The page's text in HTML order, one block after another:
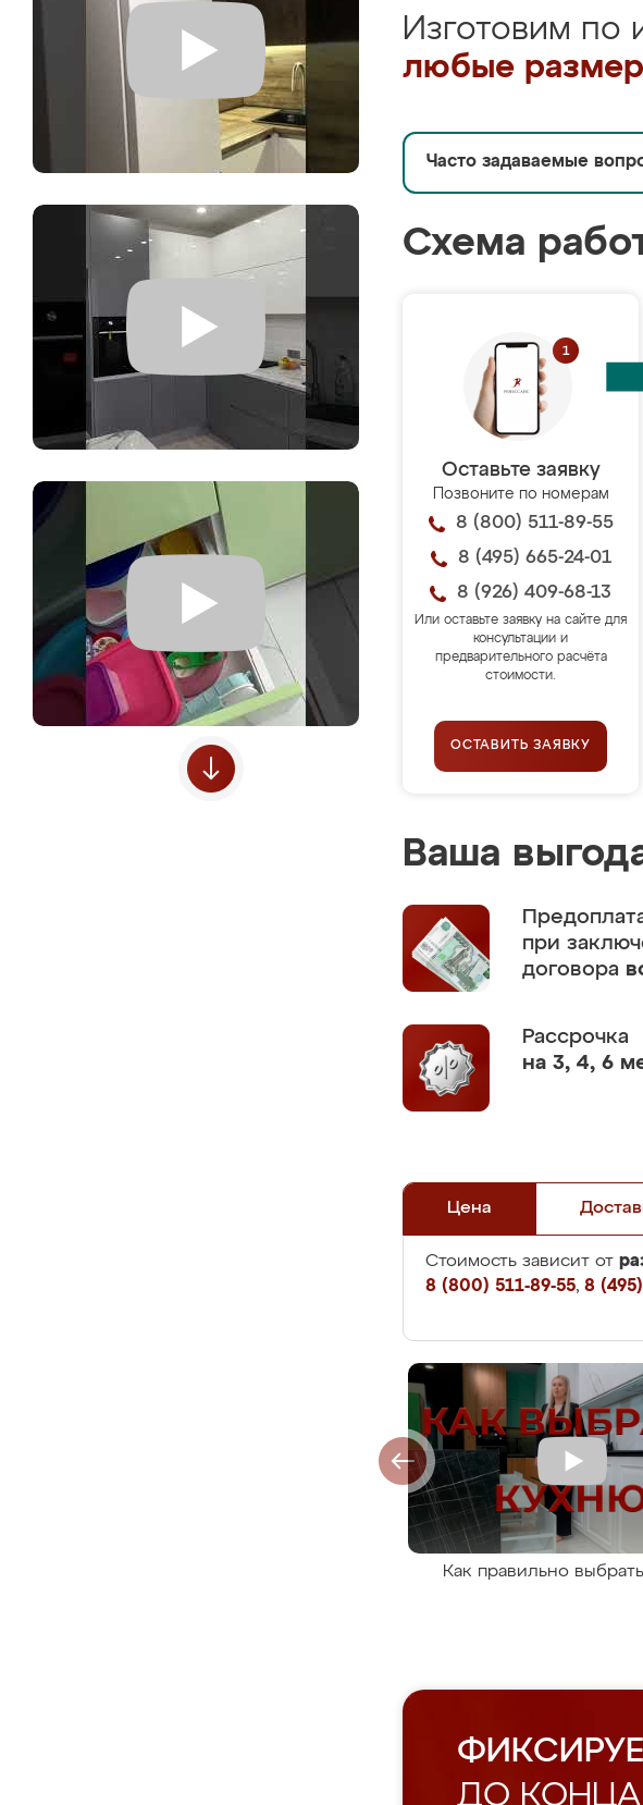
Изготовим по
любые
Часто задаваемые
Схема
Оставьте заявку
Позвоните по номерам
8 (800) 511-89-55
8 (495) 665-24-01
8 (926) 409-68-13
Или оставьте заявку на сайте для
консультации и
предварительного расчёта
стоимости.
ОСТАВИТЬ ЗАЯВКУ
Ваша
при
договора
Рассрочка
на 3, 4, 6
Цена
Стоимость зависит от
8 (800) 511-89-55, 8
Как правильно
ДО КОНЦА